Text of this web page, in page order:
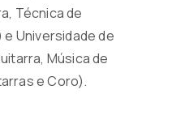
Técnica de
Universidade de
Música de
e Coro).